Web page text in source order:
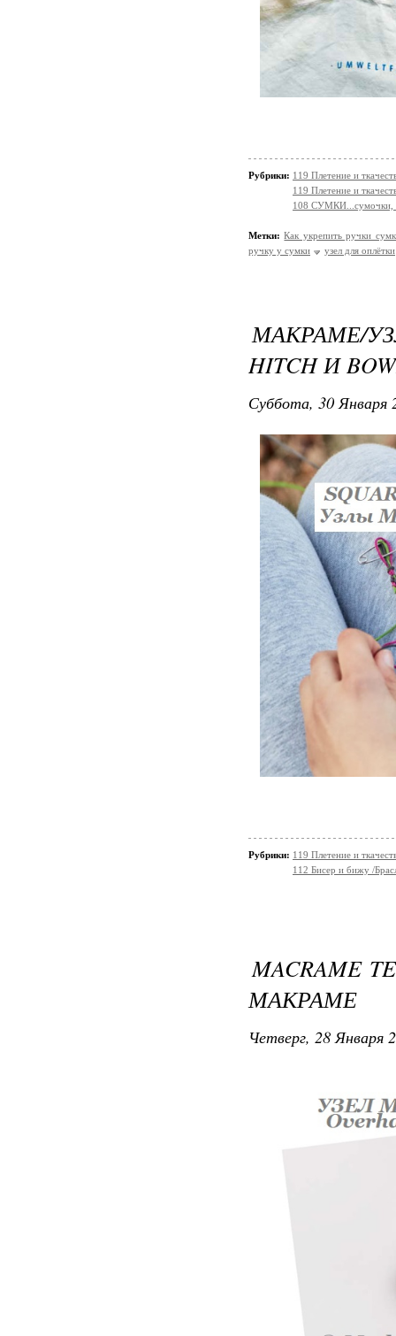
Рубрики: 119 Плетение и
119 Плетение и
108 СУМКИ...сумочки,
Метки: Как укрепить ручки
ручку у сумки
узел для оплётки
МАКРАМЕ/
HITCH И
Суббота, 30 Января
Рубрики: 119 Плетение и
112 Бисер и бижу /
MACRAME
МАКРАМЕ
Четверг, 28 Января